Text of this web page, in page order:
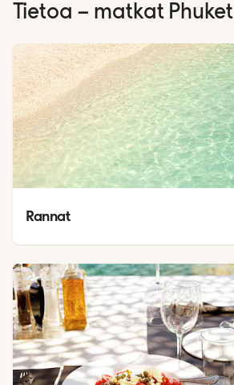
Tietoa – matkat Phuket
Rannat